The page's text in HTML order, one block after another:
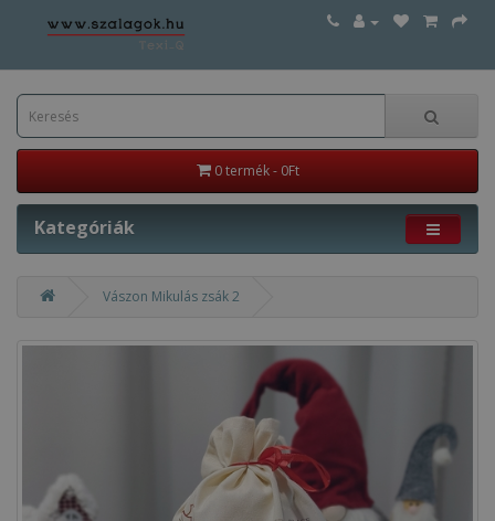
0 termék - 0Ft
Kategóriák
Vászon Mikulás zsák 2